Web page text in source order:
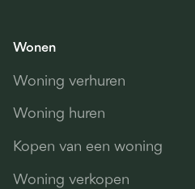
Wonen
Woning verhuren
Woning huren
Kopen van een woning
Woning verkopen